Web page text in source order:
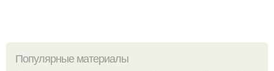
Популярные материалы